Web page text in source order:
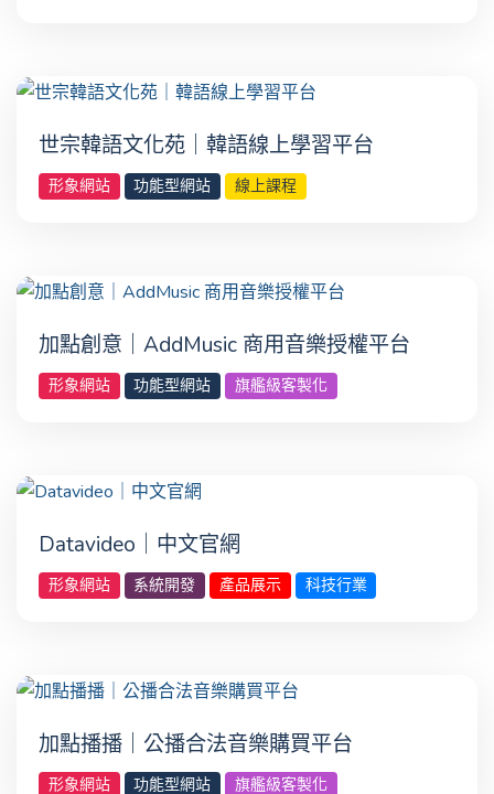
世宗韓語文化苑｜韓語線上學習平台
形象網站 功能型網站 線上課程
加點創意｜AddMusic 商用音樂授權平台
形象網站 功能型網站 旗艦級客製化
Datavideo｜中文官網
形象網站 系統開發 產品展示 科技行業
加點播播｜公播合法音樂購買平台
形象網站 功能型網站 旗艦級客製化